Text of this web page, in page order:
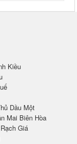
Kiều
Dầu Một
Mai Biên Hòa
Giá